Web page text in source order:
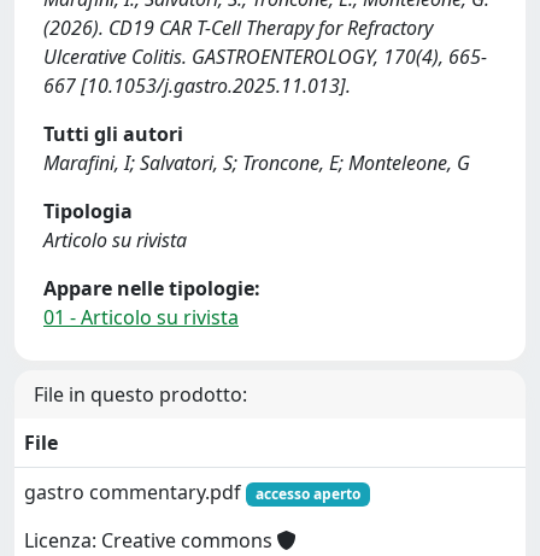
(2026). CD19 CAR T-Cell Therapy for Refractory
Ulcerative Colitis. GASTROENTEROLOGY, 170(4), 665-
667 [10.1053/j.gastro.2025.11.013].
Tutti gli autori
Marafini, I; Salvatori, S; Troncone, E; Monteleone, G
Tipologia
Articolo su rivista
Appare nelle tipologie:
01 - Articolo su rivista
File in questo prodotto:
File
gastro commentary.pdf
accesso aperto
Licenza: Creative commons